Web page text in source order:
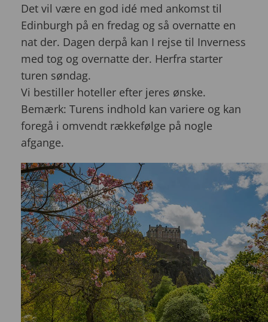
Det vil være en god idé med ankomst til
Edinburgh på en fredag og så overnatte en
nat der. Dagen derpå kan I rejse til Inverness
med tog og overnatte der. Herfra starter
turen søndag.
Vi bestiller hoteller efter jeres ønske.
Bemærk: Turens indhold kan variere og kan
foregå i omvendt rækkefølge på nogle
afgange.